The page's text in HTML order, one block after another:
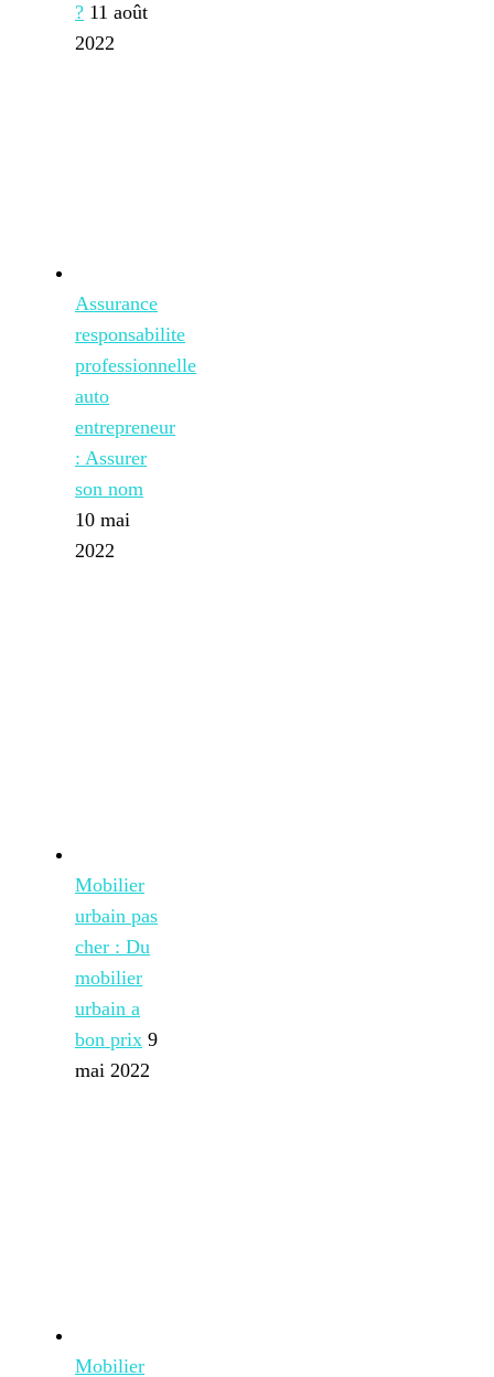
? 11 août
2022
Assurance
responsabilite
professionnelle
auto
entrepreneur
: Assurer
son nom
10 mai
2022
Mobilier
urbain pas
cher : Du
mobilier
urbain a
bon prix 9
mai 2022
Mobilier